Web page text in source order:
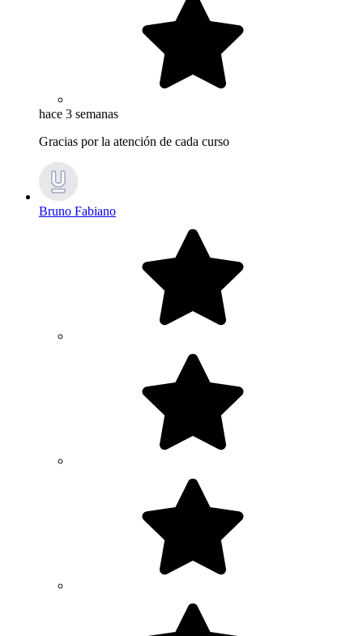
hace 3 semanas
Gracias por la atención de cada curso
Bruno Fabiano